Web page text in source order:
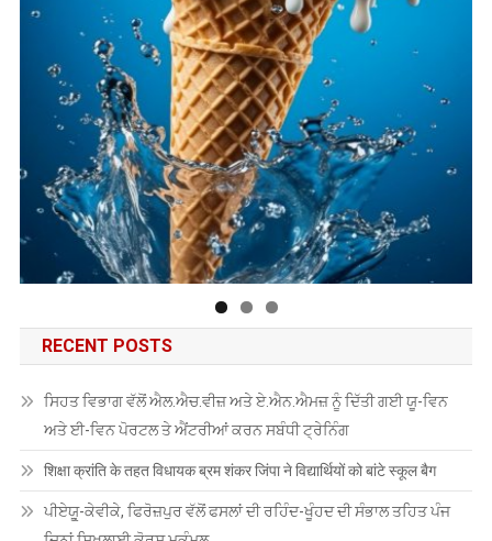
RECENT POSTS
ਸਿਹਤ ਵਿਭਾਗ ਵੱਲੋਂ ਐਲ.ਐਚ.ਵੀਜ਼ ਅਤੇ ਏ.ਐਨ.ਐਮਜ਼ ਨੂੰ ਦਿੱਤੀ ਗਈ ਯੂ-ਵਿਨ
ਅਤੇ ਈ-ਵਿਨ ਪੋਰਟਲ ਤੇ ਐਂਟਰੀਆਂ ਕਰਨ ਸਬੰਧੀ ਟ੍ਰੇਨਿੰਗ
शिक्षा क्रांति के तहत विधायक ब्रम शंकर जिंपा ने विद्यार्थियों को बांटे स्कूल बैग
ਪੀਏਯੂੑ-ਕੇਵੀਕੇ, ਫਿਰੋਜ਼ਪੁਰ ਵੱਲੋਂ ਫਸਲਾਂ ਦੀ ਰਹਿੰਦ-ਖੂੰਹਦ ਦੀ ਸੰਭਾਲ ਤਹਿਤ ਪੰਜ